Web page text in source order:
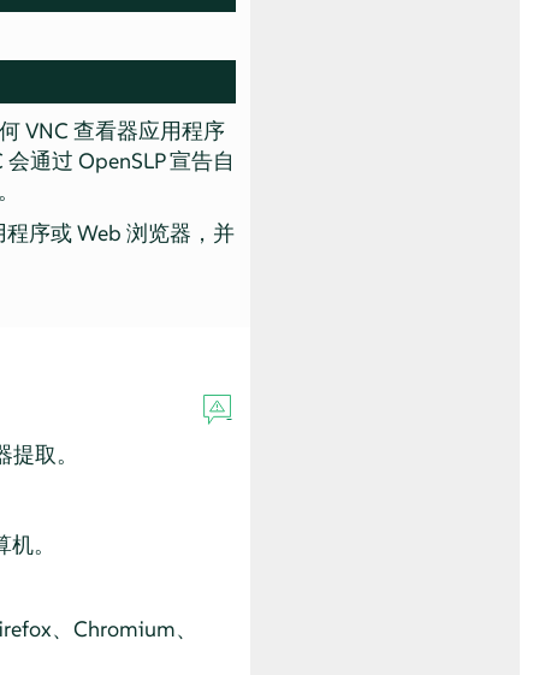
VNC 查看器应用程序
通过 OpenSLP 宣告自
序或 Web 浏览器，并
取。
。
、Chromium、